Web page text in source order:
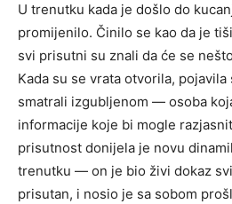
U trenutku kada je došlo do
promijenilo. Činilo se kao da je
svi prisutni su znali da će se
Kada su se vrata otvorila,
smatrali izgubljenom — osoba
informacije koje bi mogle
prisutnost donijela je novu
trenutku — on je bio živi dokaz
prisutan, i nosio je sa sobom